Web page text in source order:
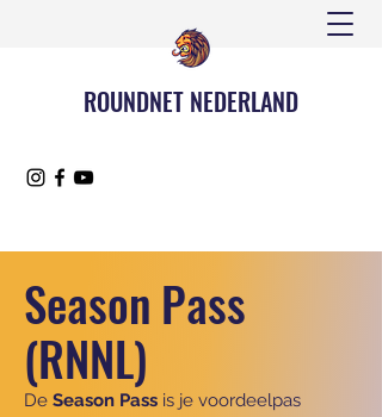
ROUNDNET NEDERLAND
Season Pass
(RNNL)
De Season Pass is je voordeelpas